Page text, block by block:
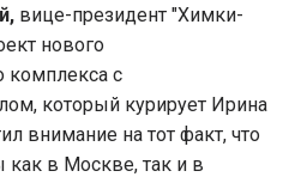
вице-президент "Химки-
нового
комплекса с
который курирует Ирина
внимание на тот факт, что
в Москве, так и в